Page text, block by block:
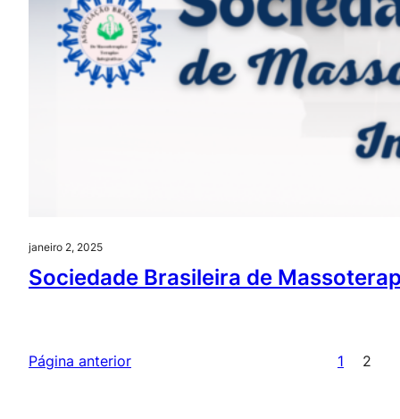
janeiro 2, 2025
Sociedade Brasileira de
Página anterior 1 2